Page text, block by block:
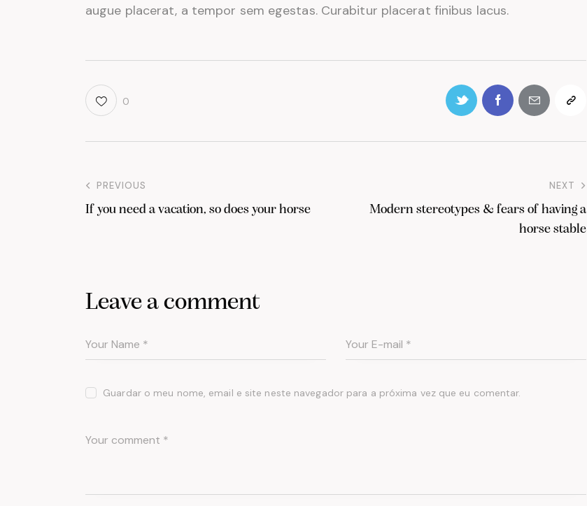
augue placerat, a tempor sem egestas. Curabitur placerat finibus lacus.
0
PREVIOUS
If you need a vacation, so does your horse
NEXT
Modern stereotypes & fears of having a
horse stable
Leave a comment
Guardar o meu nome, email e site neste navegador para a próxima vez que eu comentar.